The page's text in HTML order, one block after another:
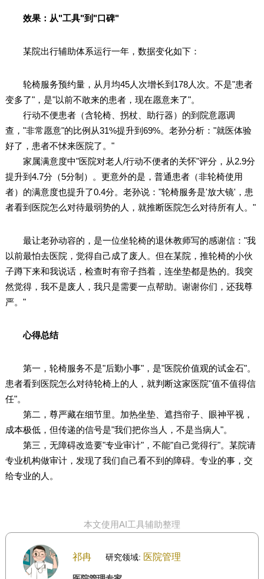
效果：从"工具"到"口碑"
某院出行辅助体系运行一年，数据变化如下：
轮椅服务预约量，从月均45人次增长到178人次。不是"患者
变多了"，是"以前不敢来的患者，现在愿意来了"。
行动不便患者（含轮椅、拐杖、助行器）的到院意愿调
查，"非常愿意"的比例从31%提升到69%。老孙分析："就医体验
好了，患者不怵来医院了。"
家属满意度中"医院对老人/行动不便者的关怀"评分，从2.9分
提升到4.7分（5分制）。更意外的是，普通患者（非轮椅使用
者）的满意度也提升了0.4分。老孙说："轮椅服务是'放大镜'，患
者看到医院怎么对待最弱势的人，就推断医院怎么对待所有人。"
最让老孙动容的，是一位坐轮椅的退休教师写的感谢信："我
以前最怕去医院，觉得自己成了废人。但在某院，推轮椅的小伙
子蹲下来和我说话，检查时有帘子挡着，连坐垫都是热的。我突
然觉得，我不是废人，我只是需要一点帮助。谢谢你们，还我尊
严。"
心得总结
第一，轮椅服务不是"后勤小事"，是"医院价值观的试金石"。
患者看到医院怎么对待轮椅上的人，就判断这家医院"值不值得信
任"。
第二，尊严藏在细节里。加热坐垫、遮挡帘子、眼神平视，
成本极低，但传递的信号是"我们把你当人，不是当病人"。
第三，无障碍改造要"专业审计"，不能"自己觉得行"。某院请
专业机构做审计，发现了我们自己看不到的障碍。专业的事，交
给专业的人。
本文使用AI工具辅助整理
祁冉 研究领域: 医院管理